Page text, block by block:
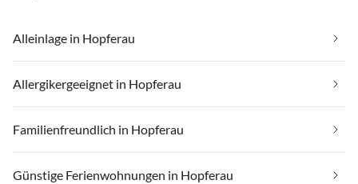
Alleinlage in Hopferau
Allergikergeeignet in Hopferau
Familienfreundlich in Hopferau
Günstige Ferienwohnungen in Hopferau